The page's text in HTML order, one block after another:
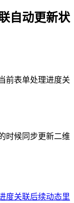
自动更新状
前表单处理进度关
时候同步更新二维
度关联后续动态里